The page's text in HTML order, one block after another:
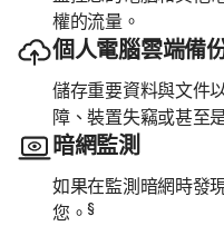
權的流量。
個人電腦雲端備
儲存重要資料與文件
障、裝置失竊或甚至
暗網監測
如果在監測暗網時發
您。§